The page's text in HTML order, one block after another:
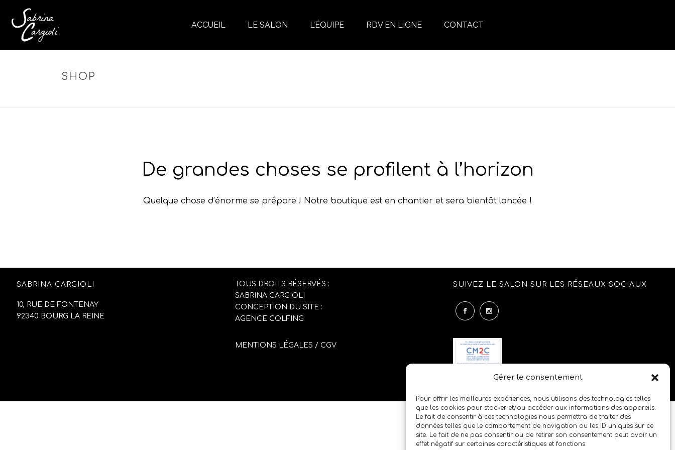
Gérer le consentement
Pour offrir les meilleures expériences, nous utilisons des technologies telles
que les cookies pour stocker et/ou accéder aux informations des appareils.
Le fait de consentir à ces technologies nous permettra de traiter des
données telles que le comportement de navigation ou les ID uniques sur ce
site. Le fait de ne pas consentir ou de retirer son consentement peut avoir un
effet négatif sur certaines caractéristiques et fonctions.
ACCUEIL LE SALON L’ÉQUIPE RDV EN LIGNE CONTACT
SHOP
De grandes choses se profilent à l’horizon
Quelque chose d’énorme se prépare ! Notre boutique est en chantier et sera bientôt lancée !
SABRINA CARGIOLI
10, RUE DE FONTENAY
92340 BOURG LA REINE
TOUS DROITS RÉSERVÉS :
SABRINA CARGIOLI
CONCEPTION DU SITE :
AGENCE COLFING
MENTIONS LÉGALES / CGV
SUIVEZ LE SALON SUR LES RÉSEAUX SOCIAUX